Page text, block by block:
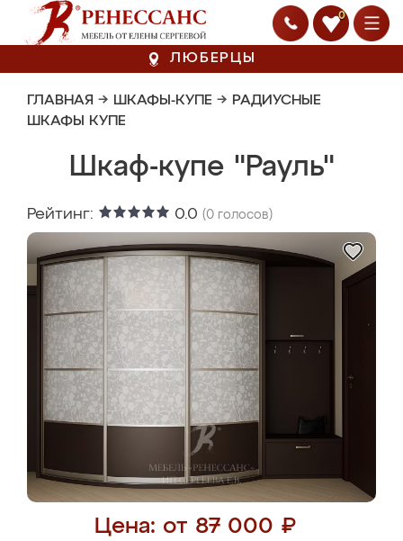
0
ЛЮБЕРЦЫ
ГЛАВНАЯ → ШКАФЫ-КУПЕ → РАДИУСНЫЕ
ШКАФЫ КУПЕ
Шкаф-купе "Рауль"
Рейтинг: 0.0 (0 голосов)
Цена: от 87 000 ₽